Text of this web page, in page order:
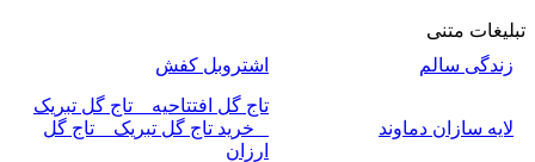
تبلیغات متنی
زندگی سالم
اشتروبل کفش
لایه سازان دماوند
تاج گل افتتاحیه _ تاج گل تبریک
_ خرید تاج گل تبریک _ تاج گل
ارزان